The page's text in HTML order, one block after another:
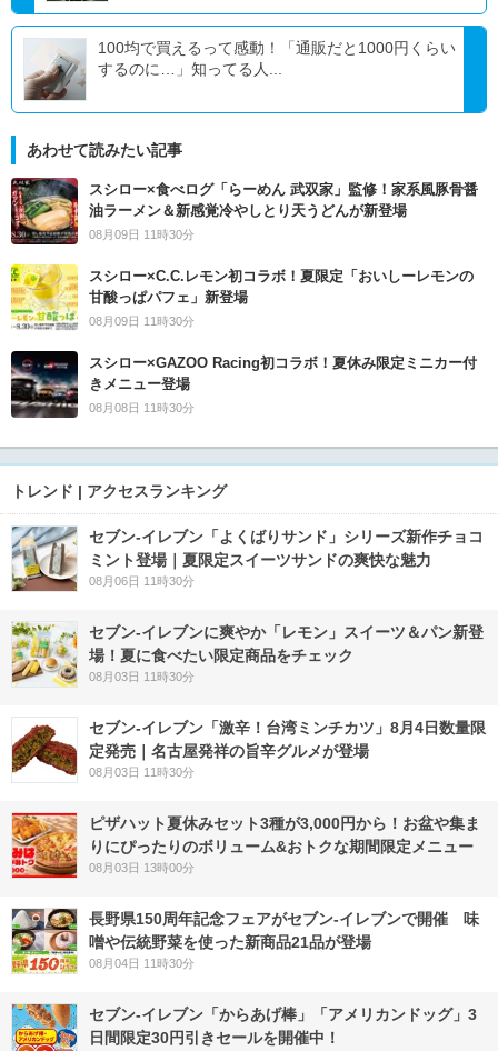
100均で買えるって感動！「通販だと1000円くらい
するのに…」知ってる人...
あわせて読みたい記事
スシロー×食べログ「らーめん 武双家」監修！家系風豚骨醤
油ラーメン＆新感覚冷やしとり天うどんが新登場
08月09日 11時30分
スシロー×C.C.レモン初コラボ！夏限定「おいしーレモンの
甘酸っぱパフェ」新登場
08月09日 11時30分
スシロー×GAZOO Racing初コラボ！夏休み限定ミニカー付
きメニュー登場
08月08日 11時30分
トレンド | アクセスランキング
セブン‐イレブン「よくばりサンド」シリーズ新作チョコ
ミント登場｜夏限定スイーツサンドの爽快な魅力
08月06日 11時30分
セブン‐イレブンに爽やか「レモン」スイーツ＆パン新登
場！夏に食べたい限定商品をチェック
08月03日 11時30分
セブン-イレブン「激辛！台湾ミンチカツ」8月4日数量限
定発売｜名古屋発祥の旨辛グルメが登場
08月03日 11時30分
ピザハット夏休みセット3種が3,000円から！お盆や集ま
りにぴったりのボリューム&おトクな期間限定メニュー
08月03日 13時00分
長野県150周年記念フェアがセブン-イレブンで開催 味
噌や伝統野菜を使った新商品21品が登場
08月04日 11時30分
セブン‐イレブン「からあげ棒」「アメリカンドッグ」3
日間限定30円引きセールを開催中！